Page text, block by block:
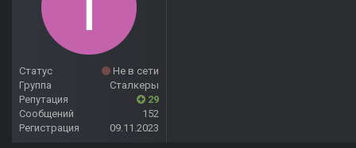
Статус
Не в сети
Группа
Сталкеры
Репутация
29
Сообщений
152
Регистрация
09.11.2023